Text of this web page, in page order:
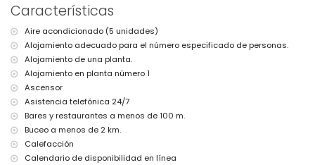
segundo aeropuerto más cercano: Valencia (> 100 kilómetros)
no se permiten mascotas
El edificio donde se encuentra el alojamiento dispone de ascensor.
El alojamiento es muy adecuado para familias con niños
Instalaciones y servicios incluidos en el precio del alquiler del
apartamento
plancha y tabla de planchar
ropa de cama y toallas
servicio de recepción y servicio de emergencia 24 horas
calefacción central y aire acondicionado
Características
Aire acondicionado (5 unidades)
Alojamiento adecuado para el número especificado de personas.
Alojamiento de una planta.
Alojamiento en planta número 1
Ascensor
Asistencia telefónica 24/7
Bares y restaurantes a menos de 100 m.
Buceo a menos de 2 km.
Calefacción
Calendario de disponibilidad en línea